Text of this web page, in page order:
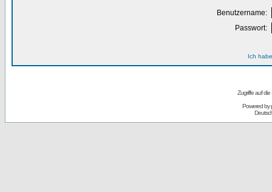
Benutzername:
Passwort:
Ich
Zugriffe auf
Powered by